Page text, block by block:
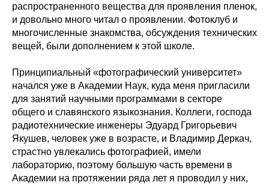
распространенного вещества для проявления пленок,
и довольно много читал о проявлении. Фотоклуб и
многочисленные знакомства, обсуждения технических
вещей, были дополнением к этой школе.
Принципиальный «фотографический университет»
начался уже в Академии Наук, куда меня пригласили
для занятий научными программами в секторе
общего и славянского языкознания. Коллеги, господа
радиотехнические инженеры Эдуард Григорьевич
Якушев, человек уже в возрасте, и Владимир Деркач,
страстно увлекались фотографией, имели
лабораторию, поэтому большую часть времени в
Академии на протяжении ряда лет я проводил у них,